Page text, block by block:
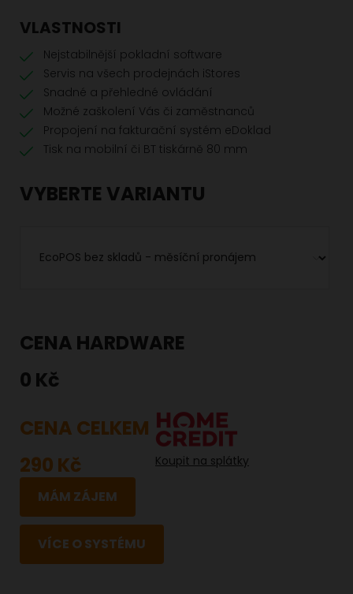
VLASTNOSTI
Nejstabilnější pokladní software
Servis na všech prodejnách iStores
Snadné a přehledné ovládání
Možné zaškolení Vás či zaměstnanců
Propojení na fakturační systém eDoklad
Tisk na mobilní či BT tiskárně 80 mm
VYBERTE VARIANTU
CENA HARDWARE
0 Kč
CENA CELKEM
290 Kč
Koupit na splátky
MÁM ZÁJEM
VÍCE O SYSTÉMU